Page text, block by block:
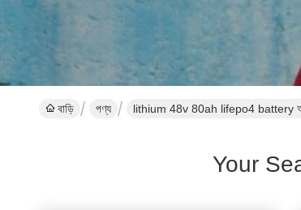
বাড়ি পণ্য lithium 48v 80ah lifepo4 battery
Your